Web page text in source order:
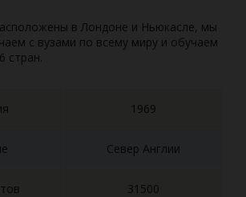
в Лондоне и Ньюкасле, мы
с вузами по всему миру и обучаем
стран.
1969
Север Англии
31500